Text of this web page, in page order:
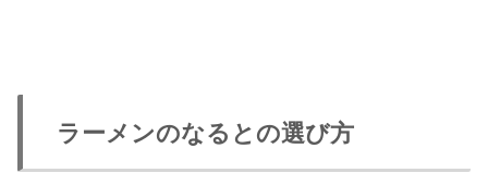
ラーメンのなるとの選び方